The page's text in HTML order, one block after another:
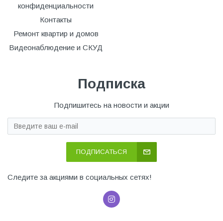
конфиденциальности
Контакты
Ремонт квартир и домов
Видеонаблюдение и СКУД
Подписка
Подпишитесь на новости и акции
ПОДПИСАТЬСЯ
Следите за акциями в социальных сетях!